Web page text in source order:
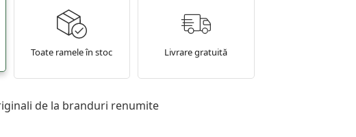
Toate ramele în stoc Livrare gratuită
de la branduri renumite